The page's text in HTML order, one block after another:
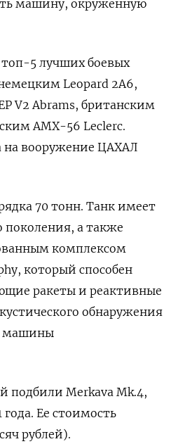
машину, окруженную
топ-5 лучших боевых
Leopard 2А6,
V2 Abrams, британским
AMX-56 Leclerc.
вооружение ЦАХАЛ
70 тонн. Танк имеет
а также
комплексом
который способен
ракеты и реактивные
обнаружения
машины
подбили Merkava Mk.4,
года. Ее стоимость
рублей).